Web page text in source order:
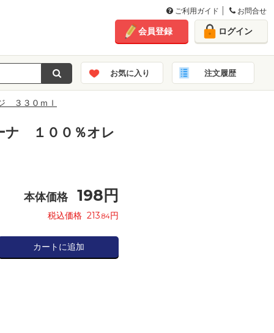
ご利用ガイド お問合せ
会員登録 ログイン
お気に入り 注文履歴
３３０ｍｌ
１００％オレ
本体価格 198 円
税込価格 213.84円
カートに追加